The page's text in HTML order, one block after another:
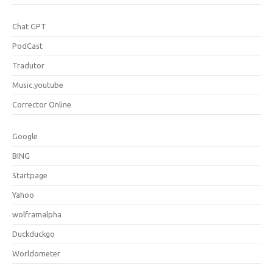
Chat GPT
PodCast
Tradutor
Music.youtube
Corrector Online
Google
BING
Startpage
Yahoo
wolframalpha
Duckduckgo
Worldometer